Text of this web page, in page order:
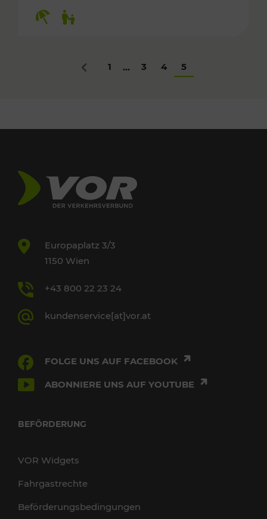
Zurück
1 ... 3 4 5
Europaplatz 3/3
1150 Wien
+43 800 22 23 24
kundenservice[at]vor.at
FOLGE UNS AUF FACEBOOK
ABONNIERE UNS AUF YOUTUBE
BEFÖRDERUNG
VOR Widgets
Fahrgastrechte
Beförderungsbedingungen